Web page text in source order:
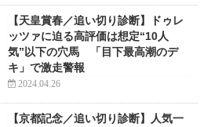
【天皇賞春／追い切り診断】ドゥレ
ッツァに迫る高評価は想定“10人
気”以下の穴馬 「目下最高潮のデ
キ」で激走警報
2024.04.26
【京都記念／追い切り診断】人気一